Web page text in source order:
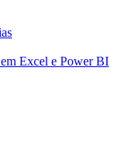
Excel e Power BI